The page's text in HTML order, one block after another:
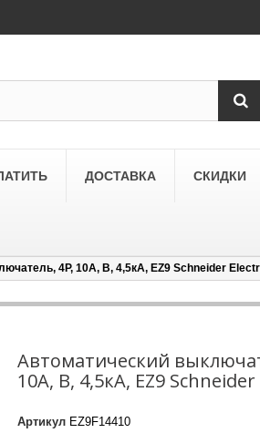
SCHNEIDER ELECTRIC
LEZARD
Lezard Deriy
ДОСТАВКА СКИДКИ
4Р, 10А, В, 4,5кА, EZ9 Schneider
Автоматический
10А, В, 4,5кА, EZ9
Артикул EZ9F14410